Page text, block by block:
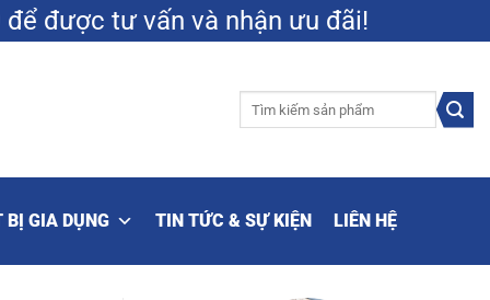
để được tư vấn và nhận ưu đãi!
Tìm
kiếm:
BỊ GIA DỤNG TIN TỨC & SỰ KIỆN LIÊN HỆ